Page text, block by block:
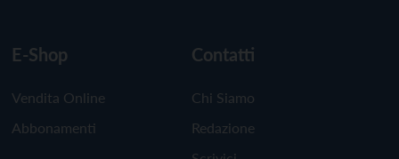
E-Shop
Vendita Online
Abbonamenti
Contatti
Chi Siamo
Redazione